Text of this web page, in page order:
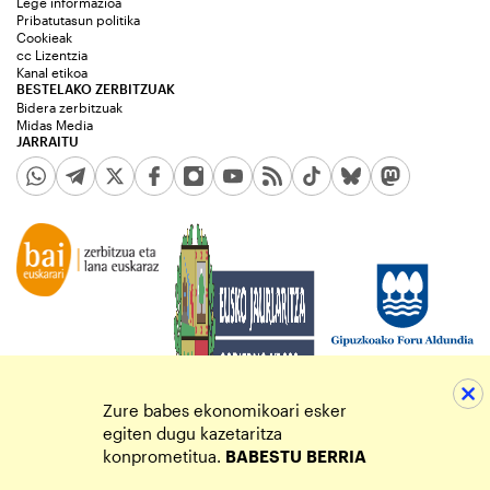
JARRAITU
Pribatutasun politika
Cookieak
cc Lizentzia
Kanal etikoa
BESTELAKO ZERBITZUAK
Bidera zerbitzuak
Midas Media
Zure babes ekonomikoari esker
egiten dugu kazetaritza
konprometitua. BABESTU BERRIA